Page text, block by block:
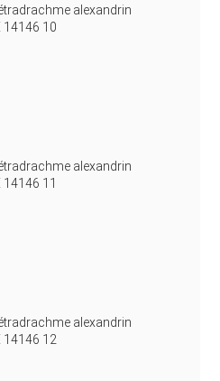
alexandrin
14146 10
alexandrin
14146 11
alexandrin
14146 12